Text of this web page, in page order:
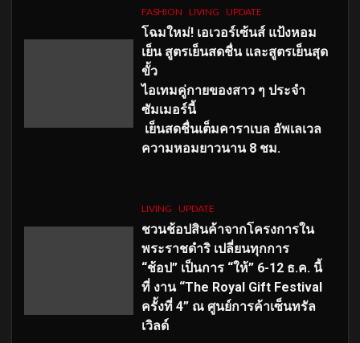
FASHION LIVING UPDATE
โฉมใหม่! เอเวอร์เซ้นส์ แป้งหอม
เย็น สูตรเย็นสดชื่น และสูตรเย็นสุด
ขั้ว
ไอเทมคู่กายของสาว ๆ ประจำ
ซัมเมอร์นี้
เย็นสดชื่นเต็มคาราเบล อัพเลเวล
ความหอมยาวนาน 8 ชม.
LIVING UPDATE
ชวนช้อปสินค้าจากโครงการใน
พระราชดำริ เปลี่ยนทุกการ
“ช้อป” เป็นการ “ให้” 6-12 ธ.ค. นี้
ที่ งาน “The Royal Gift Festival
ครั้งที่ 4” ณ ศูนย์การค้าเซ็นทรัล
เวิลด์